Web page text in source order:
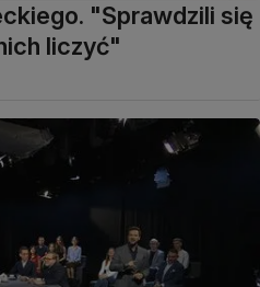
"Sprawdzili się
liczyć"